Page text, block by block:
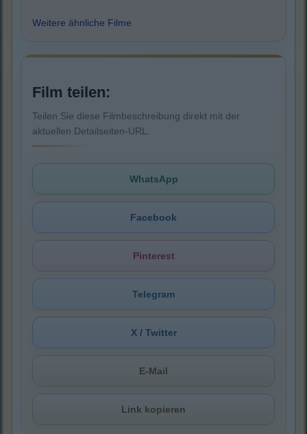
Weitere ähnliche Filme
Film teilen:
Teilen Sie diese Filmbeschreibung direkt mit der
aktuellen Detailseiten-URL.
WhatsApp
Facebook
Pinterest
Telegram
X / Twitter
E-Mail
Link kopieren